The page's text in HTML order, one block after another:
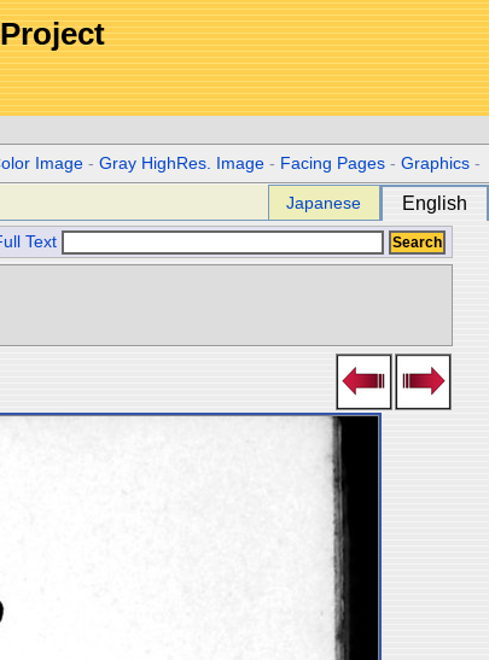
Image -Gray HighRes. Image - Facing Pages -Graphics -
Japanese English
Text